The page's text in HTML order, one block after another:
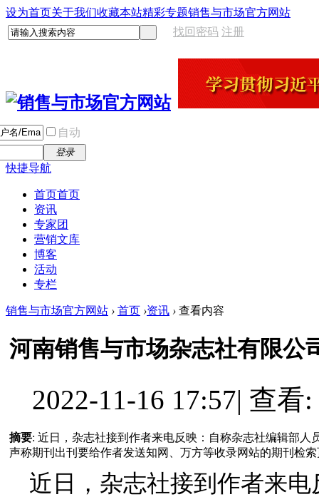
设为首页关于我们收藏本站精彩专题销售与市场官方网站
找回密码 注册
自动
登录
快捷导航
首页首页
资讯
专家团
营销文库
博客
活动
专栏
销售与市场官方网站 › 首页 ›资讯 › 查看内容
河南销售与市场杂志社有限公
2022-11-16 17:57| 查看:
摘要: 近日，杂志社接到作者来电反映：自称杂志社编辑部
声称期刊出刊要给作者发送知网、万方等收录网站的期刊检
近日，杂志社接到作者来电